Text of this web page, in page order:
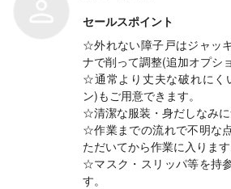
セールスポイント
☆外れない障子戸はジャッ
ナで削って調整(追加オプシ
☆通常より丈夫な破れにく
ン)もご用意できます。
☆清潔な服装・身だしなみに
☆作業までの流れで不明な
ただいてから作業に入ります
☆マスク・スリッパ等を持
す。